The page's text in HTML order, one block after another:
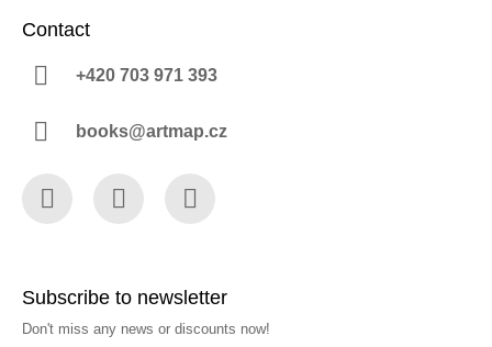
Contact
+420 703 971 393
books@artmap.cz
Subscribe to newsletter
Don't miss any news or discounts now!